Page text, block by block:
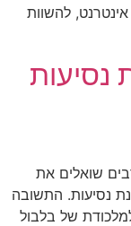
להשוות
נסיעות
שואלים את
נסיעות. התשובה
של בלבול